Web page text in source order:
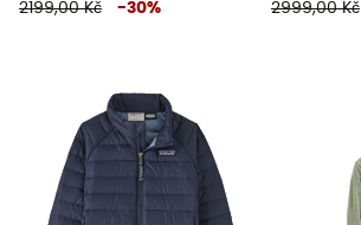
2199,00 Kč
-30%
2999,00 Kč